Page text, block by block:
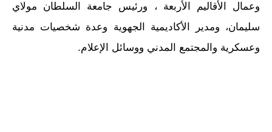
وعمال الأقاليم الأربعة ، ورئيس جامعة السلطان مولاي
سليمان، ومدير الأكاديمية الجهوية وعدة شخصيات مدنية
وعسكرية والمجتمع المدني ووسائل الإعلام.